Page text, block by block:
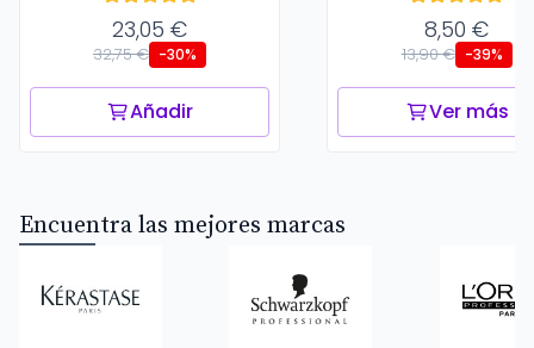
23,05 €
32,75 € -30%
Añadir
8,50 €
13,90 € -39%
Ver más
Encuentra las mejores marcas